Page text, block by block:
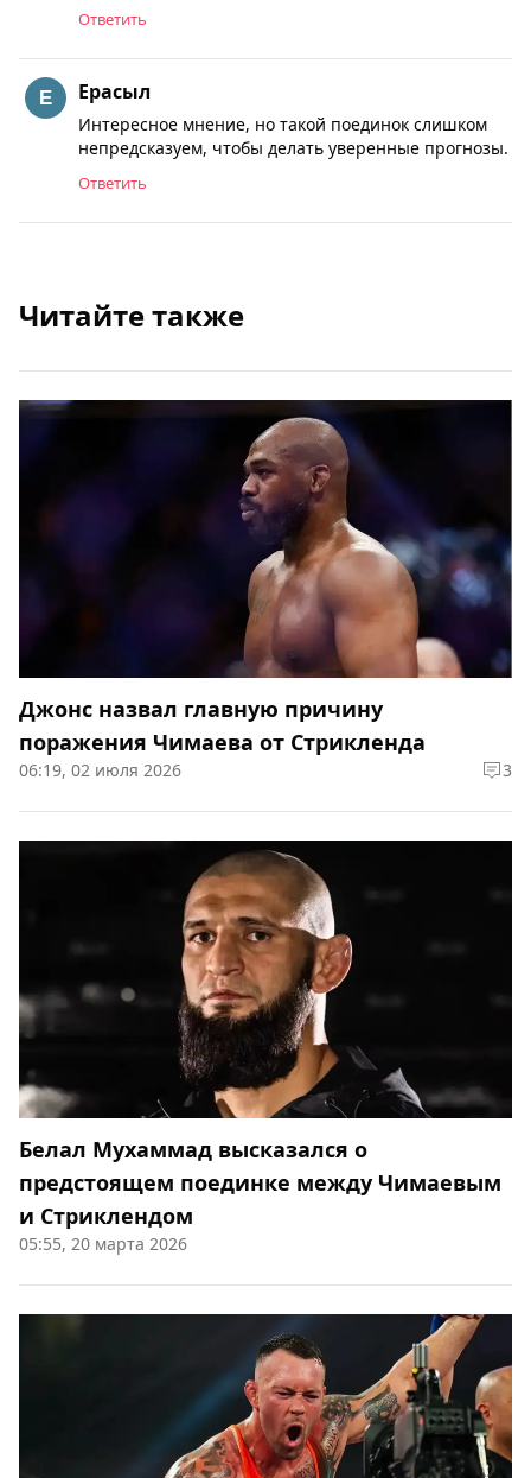
Ответить
Ерасыл
Интересное мнение, но такой поединок слишком
непредсказуем, чтобы делать уверенные прогнозы.
Ответить
Читайте также
Джонс назвал главную причину
поражения Чимаева от Стрикленда
06:19, 02 июля 2026 3
Белал Мухаммад высказался о
предстоящем поединке между Чимаевым
и Стриклендом
05:55, 20 марта 2026